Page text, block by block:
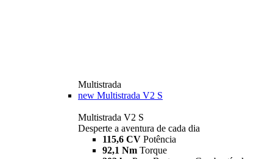
Multistrada
new Multistrada V2 S
Multistrada V2 S
Desperte a aventura de cada dia
115,6 CV Potência
92,1 Nm Torque